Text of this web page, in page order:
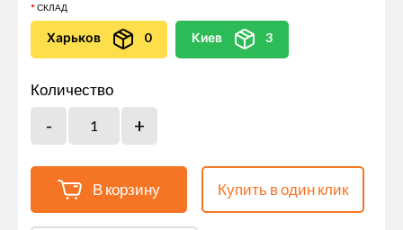
СКЛАД
Харьков 0 Киев 3
Количество
В корзину Купить в один клик